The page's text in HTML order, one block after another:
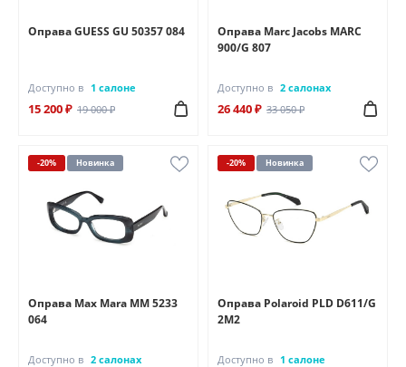
Оправа GUESS GU 50357 084
Доступно в 1 салоне
15 200 ₽ 19 000 ₽
Оправа Marc Jacobs MARC
900/G 807
Доступно в 2 салонах
26 440 ₽ 33 050 ₽
-20% Новинка
Оправа Max Mara MM 5233
064
Доступно в 2 салонах
-20% Новинка
Оправа Polaroid PLD D611/G
2M2
Доступно в 1 салоне